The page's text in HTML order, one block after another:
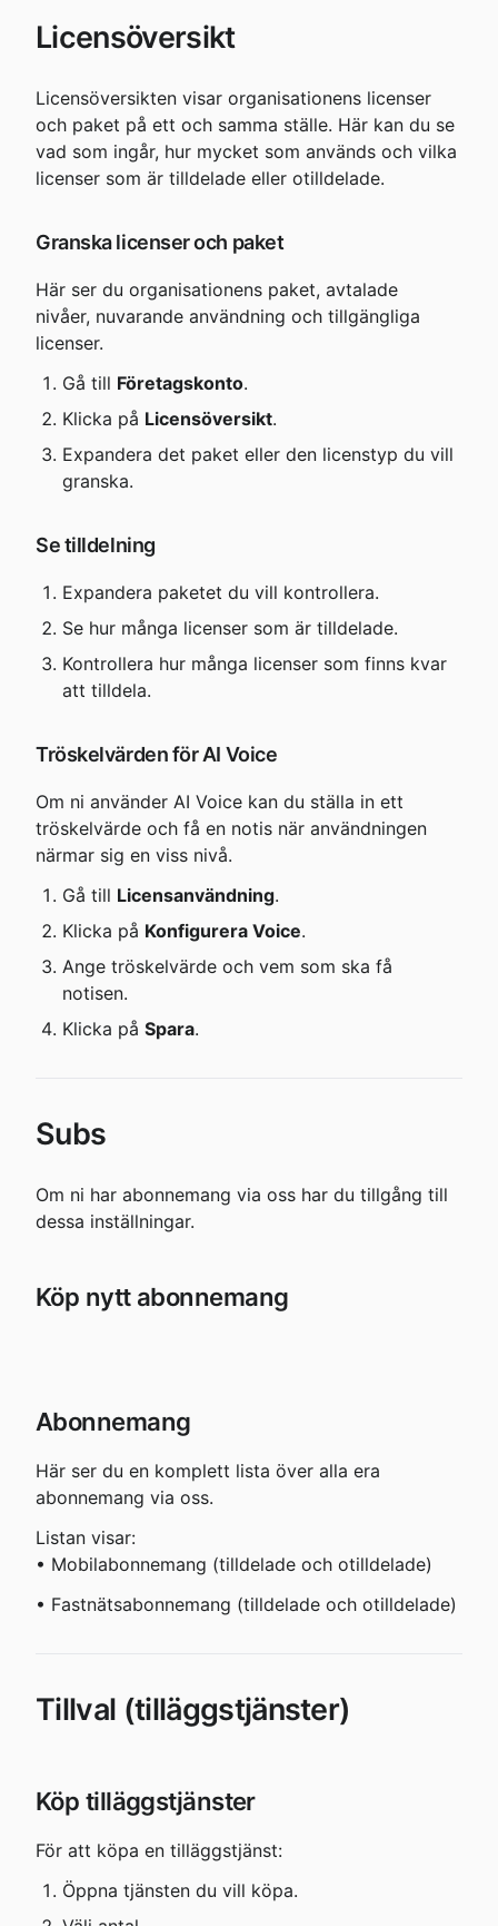
Licensöversikt
Licensöversikten visar organisationens licenser
och paket på ett och samma ställe. Här kan du se
vad som ingår, hur mycket som används och vilka
licenser som är tilldelade eller otilldelade.
Granska licenser och paket
Här ser du organisationens paket, avtalade
nivåer, nuvarande användning och tillgängliga
licenser.
Gå till Företagskonto.
Klicka på Licensöversikt.
Expandera det paket eller den licenstyp du vill
granska.
Se tilldelning
Expandera paketet du vill kontrollera.
Se hur många licenser som är tilldelade.
Kontrollera hur många licenser som finns kvar
att tilldela.
Tröskelvärden för AI Voice
Om ni använder AI Voice kan du ställa in ett
tröskelvärde och få en notis när användningen
närmar sig en viss nivå.
Gå till Licensanvändning.
Klicka på Konfigurera Voice.
Ange tröskelvärde och vem som ska få
notisen.
Klicka på Spara.
Subs
Om ni har abonnemang via oss har du tillgång till
dessa inställningar.
Köp nytt abonnemang
Abonnemang
Här ser du en komplett lista över alla era
abonnemang via oss.
Listan visar:
• Mobilabonnemang (tilldelade och otilldelade)
• Fastnätsabonnemang (tilldelade och otilldelade)
Tillval (tilläggstjänster)
Köp tilläggstjänster
För att köpa en tilläggstjänst:
Öppna tjänsten du vill köpa.